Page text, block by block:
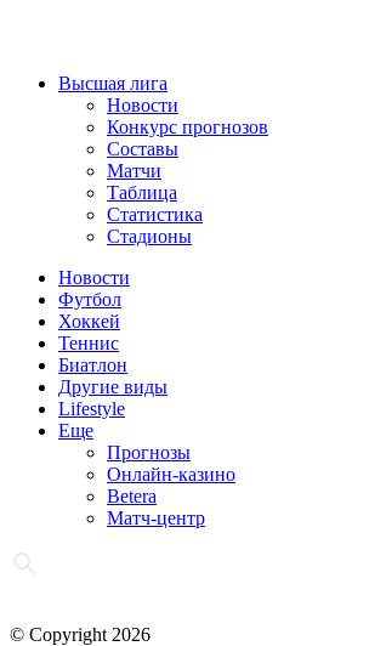
Высшая лига
Новости
Конкурс прогнозов
Составы
Матчи
Таблица
Статистика
Стадионы
Новости
Футбол
Хоккей
Теннис
Биатлон
Другие виды
Lifestyle
Еще
Прогнозы
Онлайн-казино
Betera
Матч-центр
© Copyright 2026